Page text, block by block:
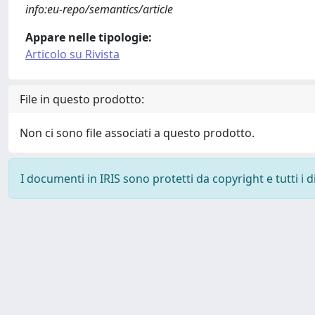
info:eu-repo/semantics/article
Appare nelle tipologie:
Articolo su Rivista
File in questo prodotto:
Non ci sono file associati a questo prodotto.
I documenti in IRIS sono protetti da copyright e tutti i